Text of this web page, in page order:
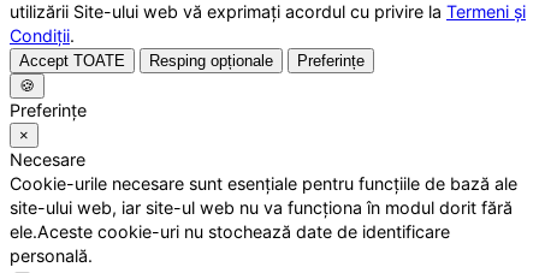
utilizării Site-ului web vă exprimați acordul cu privire la Termeni și
Condiții.
Accept TOATE Resping opționale
Preferințe
🍪
Preferințe
×
Necesare
Cookie-urile necesare sunt esențiale pentru funcțiile de bază ale
site-ului web, iar site-ul web nu va funcționa în modul dorit fără
ele.Aceste cookie-uri nu stochează date de identificare
personală.